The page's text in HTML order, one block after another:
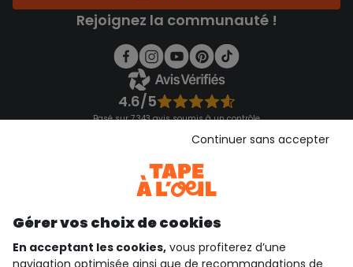
Rejoignez la communauté !
4.6/5
Basé sur 7 343 avis soumis à un contrôle
Consulter les CGU
Gérer vos choix de cookies
En acceptant les cookies, vous profiterez d’une
navigation optimisée ainsi que de recommandations de
Continuer sans accepter